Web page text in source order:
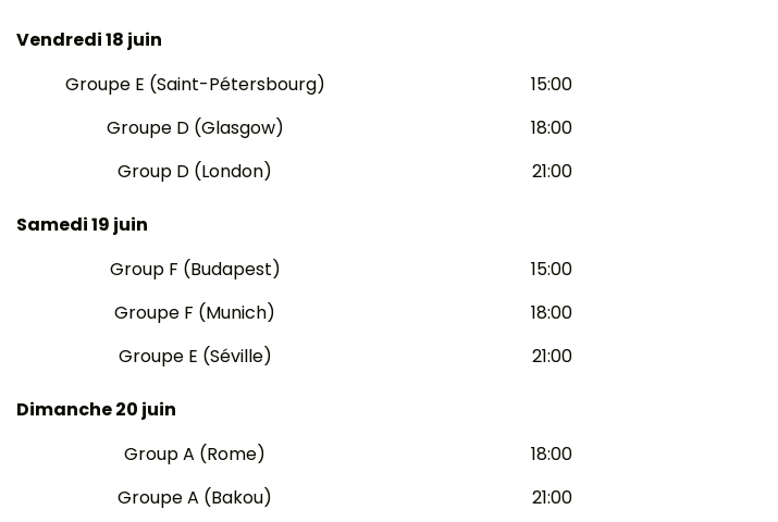
Vendredi 18 juin
Groupe E (Saint-Pétersbourg)
15:00
Groupe D (Glasgow)
18:00
Group D (London)
21:00
Samedi 19 juin
Group F (Budapest)
15:00
Groupe F (Munich)
18:00
Groupe E (Séville)
21:00
Dimanche 20 juin
Group A (Rome)
18:00
Groupe A (Bakou)
21:00